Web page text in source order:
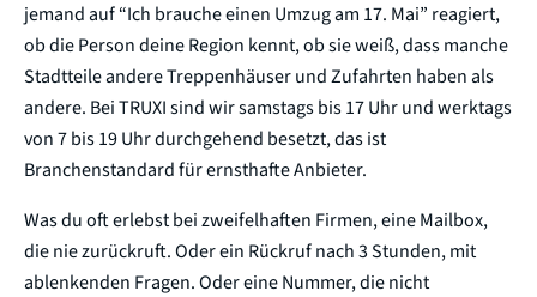
jemand auf “Ich brauche einen Umzug am 17. Mai” reagiert,
ob die Person deine Region kennt, ob sie weiß, dass manche
Stadtteile andere Treppenhäuser und Zufahrten haben als
andere. Bei TRUXI sind wir samstags bis 17 Uhr und werktags
von 7 bis 19 Uhr durchgehend besetzt, das ist
Branchenstandard für ernsthafte Anbieter.
Was du oft erlebst bei zweifelhaften Firmen, eine Mailbox,
die nie zurückruft. Oder ein Rückruf nach 3 Stunden, mit
ablenkenden Fragen. Oder eine Nummer, die nicht